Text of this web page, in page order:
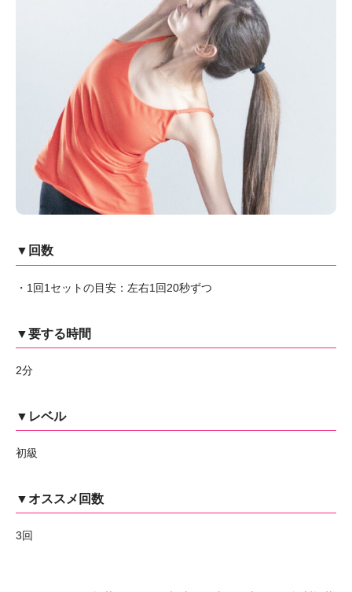
▼回数
・1回1セットの目安：左右1回20秒ずつ
▼要する時間
2分
▼レベル
初級
▼オススメ回数
3回